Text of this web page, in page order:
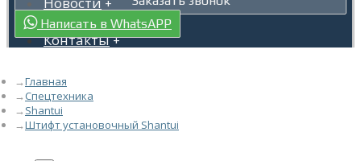
+
Гарантия +
Контакты +
Написать в WhatsAPP
Главная
Спецтехника
Shantui
Штифт установочный Shantui